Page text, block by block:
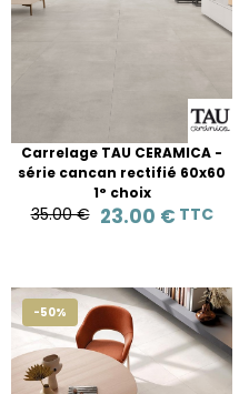
Carrelage TAU CERAMICA -
série cancan rectifié 60x60
1° choix
35.00 € 23.00 € TTC
-50%